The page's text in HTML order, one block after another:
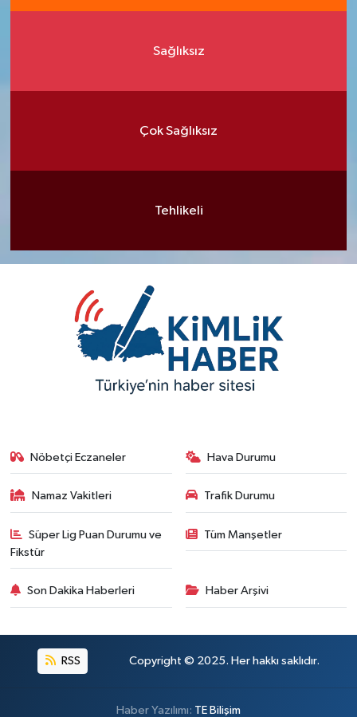
Sağlıksız
Çok Sağlıksız
Tehlikeli
Nöbetçi Eczaneler Hava Durumu
Namaz Vakitleri Trafik Durumu
Süper Lig Puan Durumu ve
Fikstür
Tüm Manşetler
Son Dakika Haberleri Haber Arşivi
RSS Copyright © 2025. Her hakkı saklıdır.
Haber Yazılımı: TE Bilişim